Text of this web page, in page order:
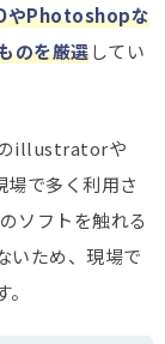
やPhotoshopな
のを厳選してい
のillustratorや
で多く利用さ
ソフトを触れる
いため、現場で